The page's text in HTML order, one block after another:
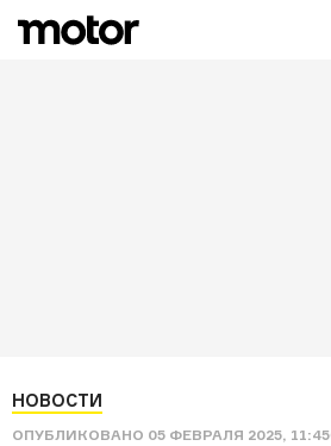
НОВОСТИ
ОПУБЛИКОВАНО 05 ФЕВРАЛЯ 2025, 11:45